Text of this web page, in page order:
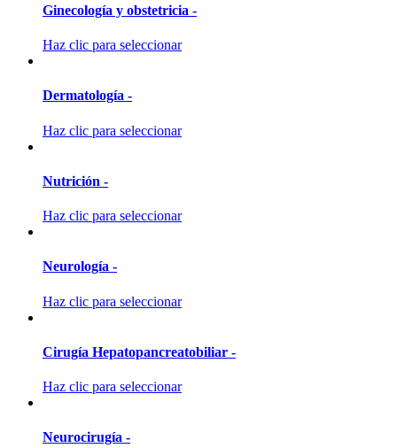
Ginecología y obstetricia -
Haz clic para seleccionar
Dermatología -
Haz clic para seleccionar
Nutrición -
Haz clic para seleccionar
Neurología -
Haz clic para seleccionar
Cirugía Hepatopancreatobiliar -
Haz clic para seleccionar
Neurocirugía -